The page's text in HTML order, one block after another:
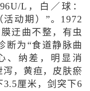
L，白／球：
动期）”。1972
迂曲不整，有虫
断为“食道静脉曲
、纳差，明显消
，黄疸，皮肤瘀
厘米，剑突下6